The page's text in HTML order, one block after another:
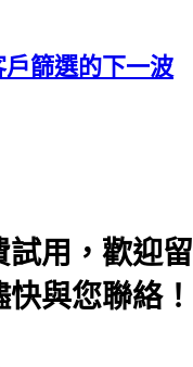
篩選的下一波
試用，歡迎留
與您聯絡！